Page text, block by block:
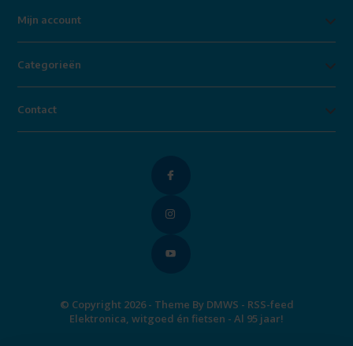
Mijn account
Categorieën
Contact
© Copyright 2026 - Theme By DMWS - RSS-feed
Elektronica, witgoed én fietsen - Al 95 jaar!